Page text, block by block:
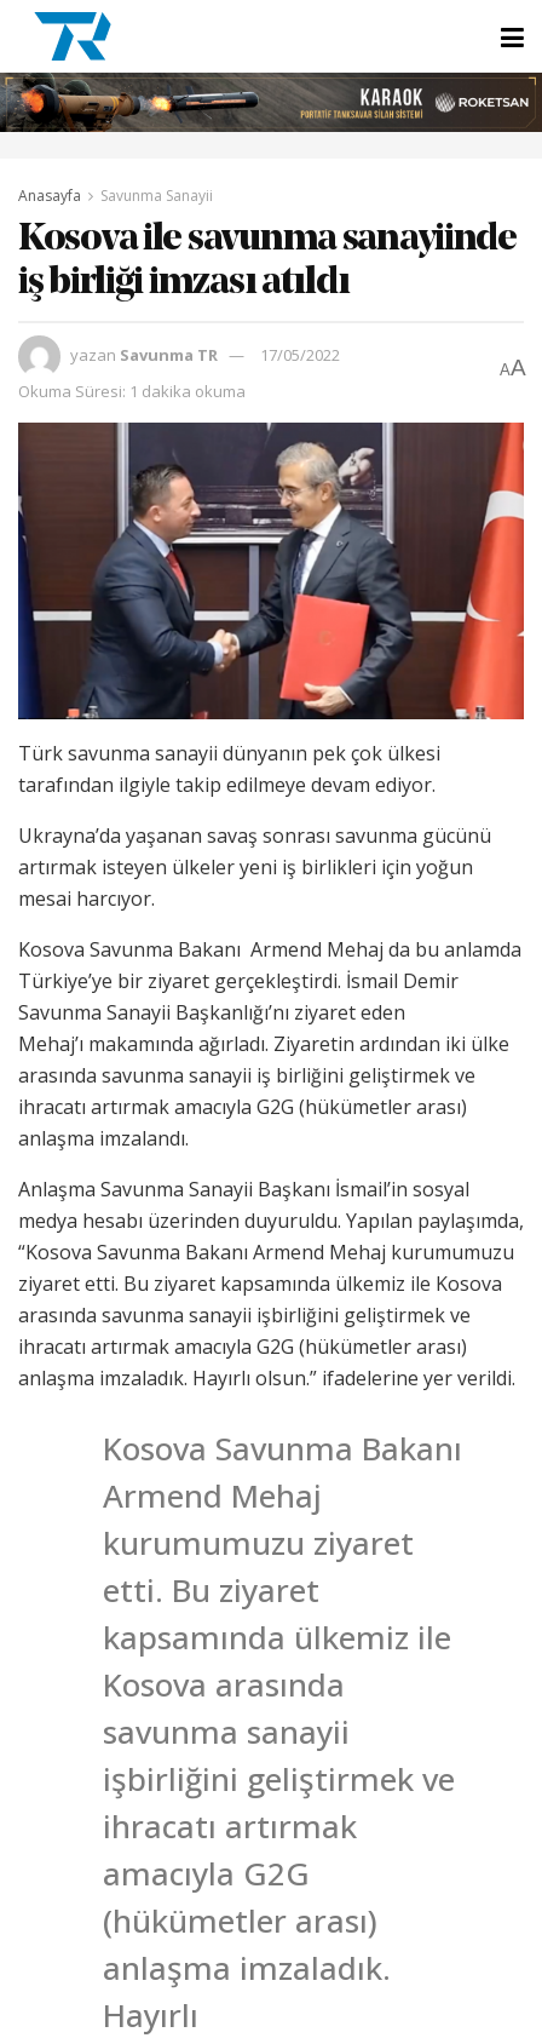
Anasayfa Savunma Sanayii
Kosova ile savunma sanayiinde
iş birliği imzası atıldı
yazan Savunma TR
17/05/2022
Okuma Süresi: 1 dakika okuma
AA
Türk savunma sanayii dünyanın pek çok ülkesi
tarafından ilgiyle takip edilmeye devam ediyor.
Ukrayna’da yaşanan savaş sonrası savunma gücünü
artırmak isteyen ülkeler yeni iş birlikleri için yoğun
mesai harcıyor.
Kosova Savunma Bakanı Armend Mehaj da bu anlamda
Türkiye’ye bir ziyaret gerçekleştirdi. İsmail Demir
Savunma Sanayii Başkanlığı’nı ziyaret eden
Mehaj’ı makamında ağırladı. Ziyaretin ardından iki ülke
arasında savunma sanayii iş birliğini geliştirmek ve
ihracatı artırmak amacıyla G2G (hükümetler arası)
anlaşma imzalandı.
Anlaşma Savunma Sanayii Başkanı İsmail’in sosyal
medya hesabı üzerinden duyuruldu. Yapılan paylaşımda,
“Kosova Savunma Bakanı Armend Mehaj kurumumuzu
ziyaret etti. Bu ziyaret kapsamında ülkemiz ile Kosova
arasında savunma sanayii işbirliğini geliştirmek ve
ihracatı artırmak amacıyla G2G (hükümetler arası)
anlaşma imzaladık. Hayırlı olsun.” ifadelerine yer verildi.
Kosova Savunma Bakanı
Armend Mehaj
kurumumuzu ziyaret
etti. Bu ziyaret
kapsamında ülkemiz ile
Kosova arasında
savunma sanayii
işbirliğini geliştirmek ve
ihracatı artırmak
amacıyla G2G
(hükümetler arası)
anlaşma imzaladık.
Hayırlı